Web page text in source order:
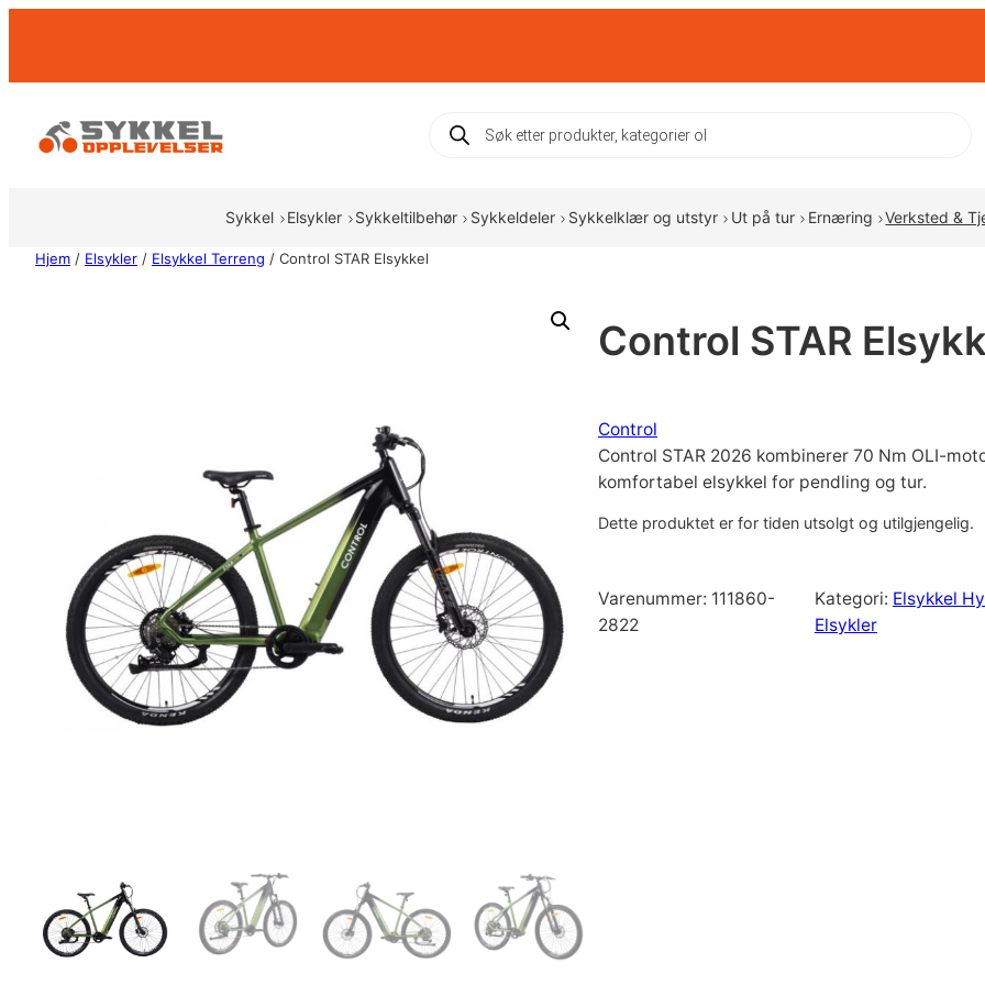
Products
search
Sykkel Elsykler Sykkeltilbehør Sykkeldeler Sykkelklær og utstyr Ut på tur Ernæring Verksted &
Hjem / Elsykler / Elsykkel Terreng / Control STAR Elsykkel
Control STAR
Control
Control STAR 2026 kombinerer 70 Nm OLI-
komfortabel elsykkel for pendling og tur.
Dette produktet er for tiden utsolgt og utilgjengelig.
Varenummer: 111860-
2822
Kategori: Elsykkel
Elsykler